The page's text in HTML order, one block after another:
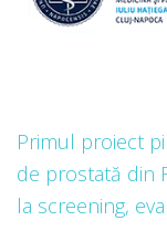
Primul proiect
de prostată din
la screening,